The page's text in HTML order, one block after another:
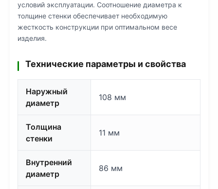
условий эксплуатации. Соотношение диаметра к
толщине стенки обеспечивает необходимую
жесткость конструкции при оптимальном весе
изделия.
Технические параметры и свойства
Наружный
диаметр
108 мм
Толщина
стенки
11 мм
Внутренний
диаметр
86 мм